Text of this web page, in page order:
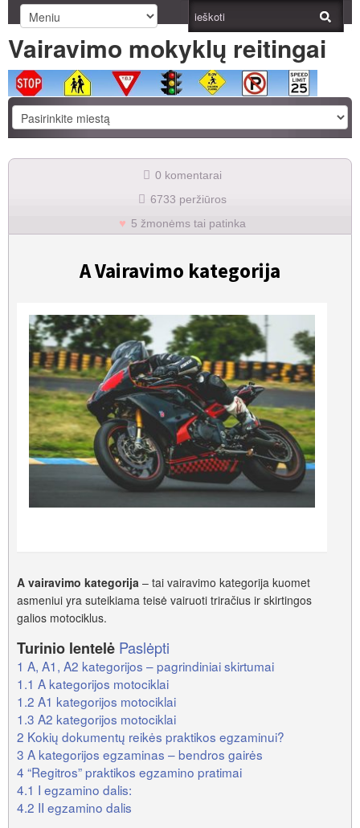
Vairavimo mokyklų reitingai
0 komentarai
6733 peržiūros
5 žmonėms tai patinka
A Vairavimo kategorija
A vairavimo kategorija – tai vairavimo kategorija kuomet
asmeniui yra suteikiama teisė vairuoti triračius ir skirtingos
galios motociklus.
Turinio lentelė Paslėpti
1 A, A1, A2 kategorijos – pagrindiniai skirtumai
1.1 A kategorijos motociklai
1.2 A1 kategorijos motociklai
1.3 A2 kategorijos motociklai
2 Kokių dokumentų reikės praktikos egzaminui?
3 A kategorijos egzaminas – bendros gairės
4 “Regitros” praktikos egzamino pratimai
4.1 I egzamino dalis:
4.2 II egzamino dalis